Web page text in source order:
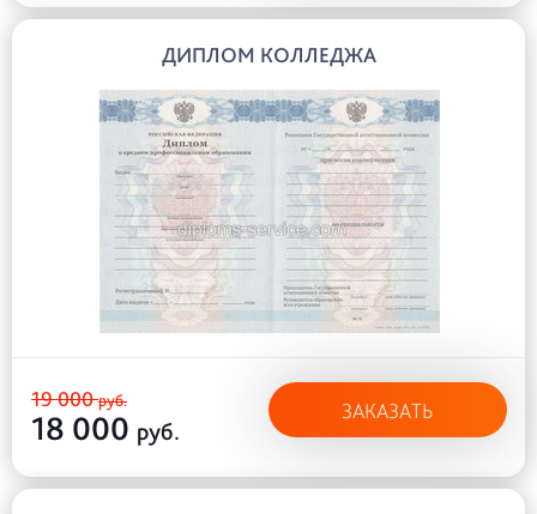
ДИПЛОМ КОЛЛЕДЖА
19 000руб.
18 000 руб.
ЗАКАЗАТЬ